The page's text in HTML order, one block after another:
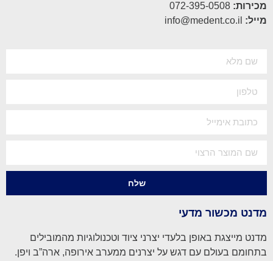
מכירות:
מייל:
שלח
מדנט מכשור מדעי
מדנט מייצגת באופן בלעדי יצרני ציוד וטכנולוגיות מהמובילים
בתחומם בעולם עם דגש על יצרנים ממערב אירופה, ארה”ב ויפן.